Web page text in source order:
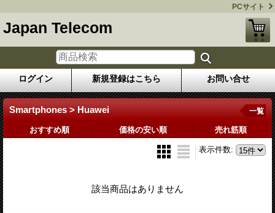
PCサイト
Japan Telecom
ログイン 新規登録はこちら お問い合せ
Smartphones > Huawei 一覧
おすすめ順 価格の安い順 売れ筋順
表示件数:
該当商品はありません